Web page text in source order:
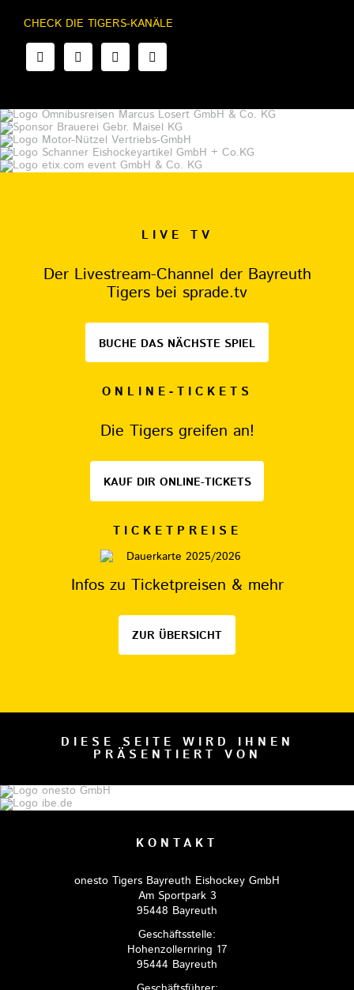
CHECK DIE TIGERS-KANÄLE
LIVE TV
Der Livestream-Channel der Bayreuth
Tigers bei sprade.tv
BUCHE DAS NÄCHSTE SPIEL
ONLINE-TICKETS
Die Tigers greifen an!
KAUF DIR ONLINE-TICKETS
TICKETPREISE
Infos zu Ticketpreisen & mehr
ZUR ÜBERSICHT
DIESE SEITE WIRD IHNEN
PRÄSENTIERT VON
KONTAKT
onesto Tigers Bayreuth Eishockey GmbH
Am Sportpark 3
95448 Bayreuth
Geschäftsstelle:
Hohenzollernring 17
95444 Bayreuth